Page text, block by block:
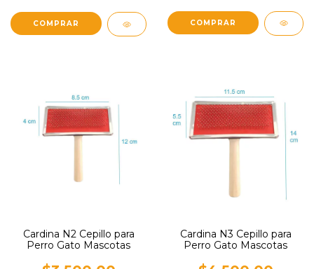
Cardina N2 Cepillo para
Perro Gato Mascotas
Cardina N3 Cepillo para
Perro Gato Mascotas